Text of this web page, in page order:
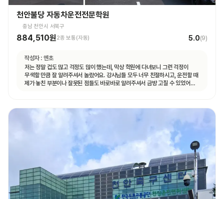
천안불당 자동차운전전문학원
충남 천안시 서북구
884,510원2종 보통(자동) 5.0(9)
작성자 : 엔초
저는 정말 겁도 많고 걱정도 많이 했는데, 막상 학원에 다녀보니 그런 걱정이
무색할 만큼 잘 알려주셔서 놀랐어요. 강사님들 모두 너무 친절하시고, 운전할 때
제가 놓친 부분이나 잘못된 점들도 바로바로 알려주셔서 금방 고칠 수 있었어요.
있었어요. 또 강사님들뿐만 아니라 상담해주시는 분들도 다들 친절하시고
세심하게 챙겨주는 학원 입니다!! 저처럼 운전이 처음이라 많이 두렵고 걱정되는
분들이 계시다면, 이 학원 정말 추천드리고 싶습니다! 친절하고 꼼꼼한 강의
덕분에 자신 있게 도로주행 준비까지 할 수 있었어요. 여기서 배우길 정말